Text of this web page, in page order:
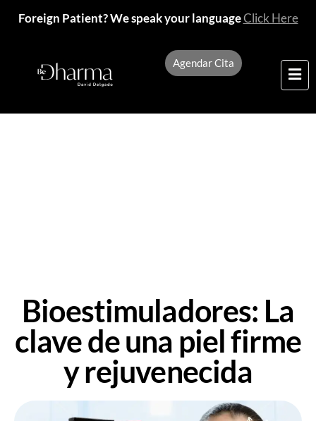
Foreign Patient? We speak your languageClick Here
Agendar Cita
Bioestimuladores: La
clave de una piel firme
y rejuvenecida